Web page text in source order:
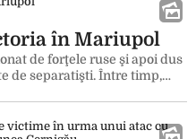
în Mariupol
de forţele ruse şi apoi dus
de separatişti. Între timp,…